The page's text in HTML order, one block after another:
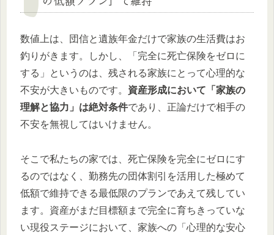
数値上は、団信と遺族年金だけで家族の生活費はお
釣りがきます。しかし、「完全に死亡保険をゼロに
する」というのは、残される家族にとって心理的な
不安が大きいものです。 資産形成において「家族の
理解と協力」は絶対条件であり、正論だけで相手の
不安を無視してはいけません。
そこで私たちの家では、死亡保険を完全にゼロにす
るのではなく、勤務先の団体割引を活用した極めて
低額で維持できる最低限のプランであえて残してい
ます。資産がまだ目標額まで完全に育ちきっていな
い現役ステージにおいて、家族への「心理的な安心